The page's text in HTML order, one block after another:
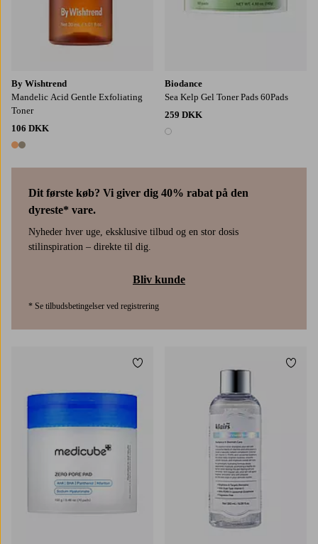
By Wishtrend
Mandelic Acid Gentle Exfoliating
Toner
106 DKK
2 farver
Dit første køb? Vi giver dig 40% rabat på den
dyreste* vare.
Nyheder hver uge, eksklusive tilbud og en stor dosis
stilinspiration – direkte til dig.
Bliv kunde
* Se tilbudsbetingelser ved registrering
Biodance
Sea Kelp Gel Toner Pads 60Pads
259 DKK
1 farve
Tilføj til favoritter